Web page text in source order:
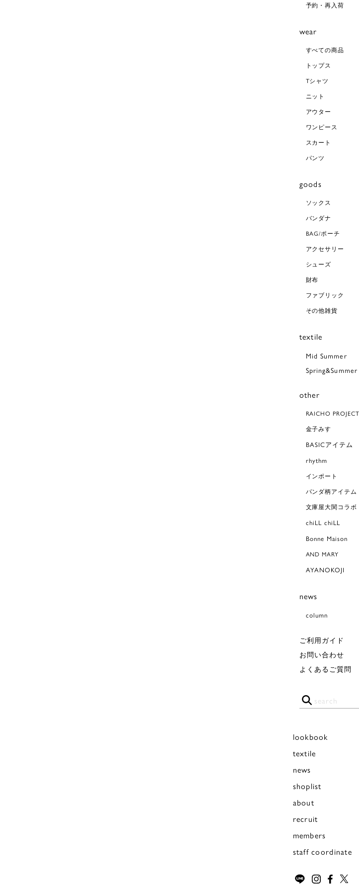
予約・再入荷
wear
すべての商品
トップス
Tシャツ
ニット
アウター
ワンピース
スカート
パンツ
goods
ソックス
バンダナ
BAG/ポーチ
アクセサリー
シューズ
財布
ファブリック
その他雑貨
textile
Mid Summer
Spring&Summer
other
RAICHO PROJECT
金子みすゞ
BASICアイテム
rhythm
インポート
パンダ柄アイテム
文庫屋大関コラボ
chiLL chiLL
Bonne Maison
AND MARY
AYANOKOJI
news
column
ご利用ガイド
お問い合わせ
よくあるご質問
lookbook
textile
news
shoplist
about
recruit
members
staff coordinate